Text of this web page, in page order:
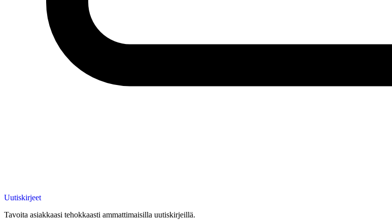
Uutiskirjeet
Tavoita asiakkaasi tehokkaasti ammattimaisilla uutiskirjeillä.